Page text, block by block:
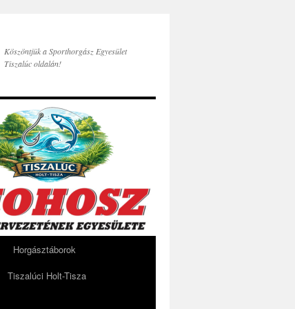
Köszöntjük a Sporthorgász Egyesület
Tiszalúc oldalán!
Horgásztáborok
Tiszalúci Holt-Tisza